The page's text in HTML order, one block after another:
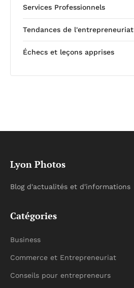
Services Professionnels
Tendances de l'entrepreneuriat
Échecs et leçons apprises
Lyon Photos
Blog d'actualités et d'informations
Catégories
Business
Commerce et Entrepreneuriat
Conseils pour entrepreneurs